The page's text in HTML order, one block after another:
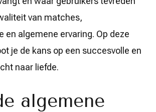
van matches,
en algemene ervaring. Op deze
je de kans op een succesvolle en
naar liefde.
algemene